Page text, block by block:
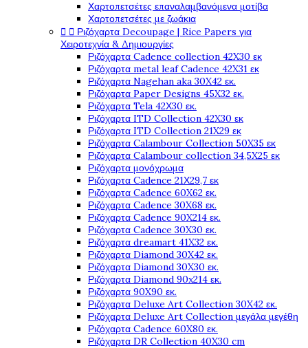
Χαρτοπετσέτες επαναλαμβανόμενα μοτίβα
Χαρτοπετσέτες με ζωάκια
  Ριζόχαρτα Decoupage | Rice Papers για
Χειροτεχνία & Δημιουργίες
Ριζόχαρτα Cadence collection 42X30 εκ
Ριζόχαρτα metal leaf Cadence 42X31 εκ
Ριζόχαρτα Nagehan aka 30X42 εκ.
Ριζόχαρτα Paper Designs 45X32 εκ.
Ριζόχαρτα Tela 42Χ30 εκ.
Ριζόχαρτα ITD Collection 42X30 εκ
Ριζόχαρτα ITD Collection 21X29 εκ
Ριζόχαρτα Calambour Collection 50X35 εκ
Ριζόχαρτα Calambour collection 34,5X25 εκ
Ριζόχαρτα μονόχρωμα
Ριζόχαρτα Cadence 21Χ29,7 εκ
Ριζόχαρτα Cadence 60X62 εκ.
Ριζόχαρτα Cadence 30X68 εκ.
Ριζόχαρτα Cadence 90X214 εκ.
Ριζόχαρτα Cadence 30X30 εκ.
Ριζόχαρτα dreamart 41X32 εκ.
Ριζόχαρτα Diamond 30X42 εκ.
Ριζόχαρτα Diamond 30X30 εκ.
Ριζόχαρτα Diamond 90x214 εκ.
Ριζόχαρτα 90X90 εκ.
Ριζόχαρτα Deluxe Art Collection 30X42 εκ.
Ριζόχαρτα Deluxe Art Collection μεγάλα μεγέθη
Ριζόχαρτα Cadence 60X80 εκ.
Ριζόχαρτα DR Collection 40X30 cm